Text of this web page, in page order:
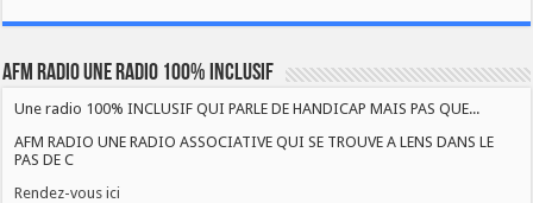
AFM RADIO UNE RADIO 100% INCLUSIF
Une radio 100% INCLUSIF QUI PARLE DE HANDICAP MAIS PAS QUE...
AFM RADIO UNE RADIO ASSOCIATIVE QUI SE TROUVE A LENS DANS LE
PAS DE C
Rendez-vous ici